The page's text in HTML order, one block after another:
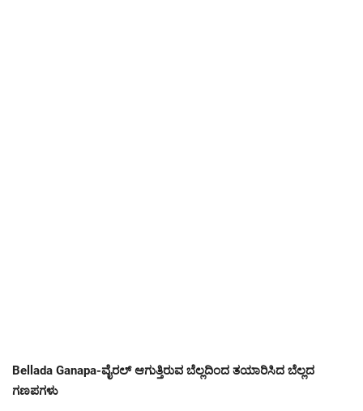
Bellada Ganapa-ವೈರಲ್ ಆಗುತ್ತಿರುವ ಬೆಲ್ಲದಿಂದ ತಯಾರಿಸಿದ ಬೆಲ್ಲದ
ಗಣಪಗಳು